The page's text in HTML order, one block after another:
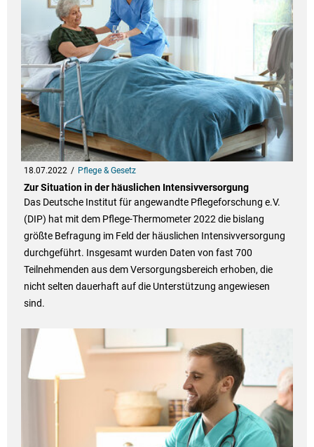
18.07.2022 Pflege & Gesetz
Zur Situation in der häuslichen Intensivversorgung
Das Deutsche Institut für angewandte Pflegeforschung e.V.
(DIP) hat mit dem Pflege-Thermometer 2022 die bislang
größte Befragung im Feld der häuslichen Intensivversorgung
durchgeführt. Insgesamt wurden Daten von fast 700
Teilnehmenden aus dem Versorgungsbereich erhoben, die
nicht selten dauerhaft auf die Unterstützung angewiesen
sind.